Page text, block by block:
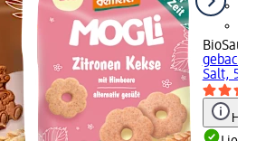
Salt, 50